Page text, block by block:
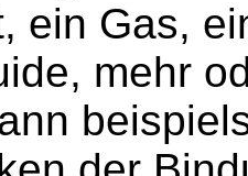
ein Gas,
mehr